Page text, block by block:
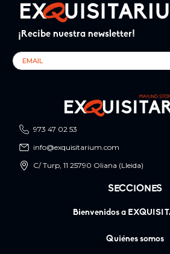
¡Recibe nuestra newsletter!
973 47 02 53
info@exquisitarium.com
C/ Turp, 11 25790 Oliana (Lleida)
SECCIONES
Bienvenidos a
Quiénes somos